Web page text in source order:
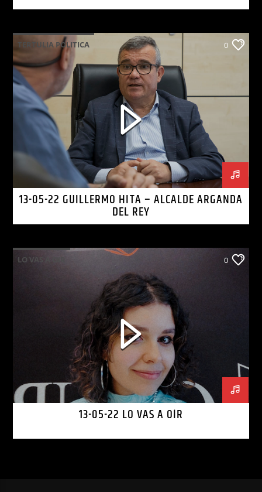
TERTULIA POLITICA 0
13-05-22 GUILLERMO HITA – ALCALDE ARGANDA
DEL REY
LO VAS A OIR 0
13-05-22 LO VAS A OÍR